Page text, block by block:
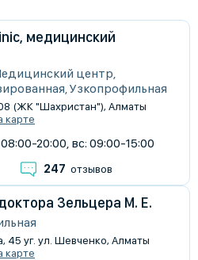
медицинский
центр,
Узкопрофильная
(ЖК "Шахристан"), Алматы
карте
20:00, вс: 09:00-15:00
247 отзывов
Зельцера М. Е.
45 уг. ул. Шевченко, Алматы
карте